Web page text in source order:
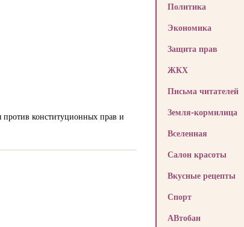
конституционных прав и
Политика
Экономика
Защита прав
ЖКХ
Письма читателей
Земля-кормилица
Вселенная
Салон красоты
Вкусные рецепты
Спорт
АВтобан